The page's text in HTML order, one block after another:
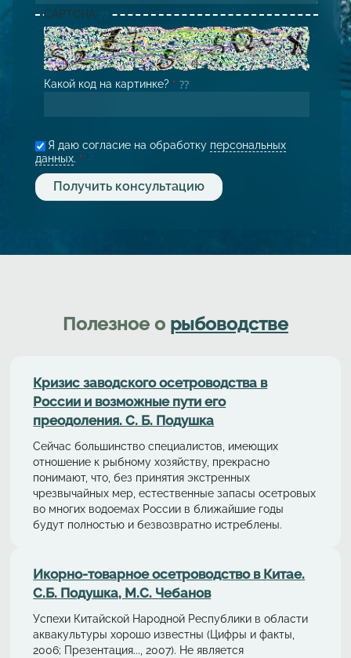
CAPTCHA
Какой код на картинке? *
Я даю согласие на обработку персональных
данных. *
Полезное о рыбоводстве
Кризис заводского осетроводства в
России и возможные пути его
преодоления. С. Б. Подушка
Сейчас большинство специалистов, имеющих
отношение к рыбному хозяйству, прекрасно
понимают, что, без принятия экстренных
чрезвычайных мер, естественные запасы осетровых
во многих водоемах России в ближайшие годы
будут полностью и безвозвратно истреблены.
Икорно-товарное осетроводство в Китае.
С.Б. Подушка, М.С. Чебанов
Успехи Китайской Народной Республики в области
аквакультуры хорошо известны (Цифры и факты,
2006; Презентация..., 2007). Не является